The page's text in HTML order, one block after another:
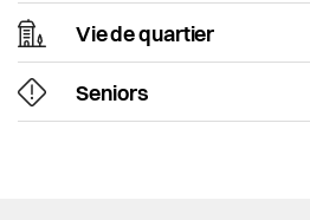
Vie de quartier
Seniors